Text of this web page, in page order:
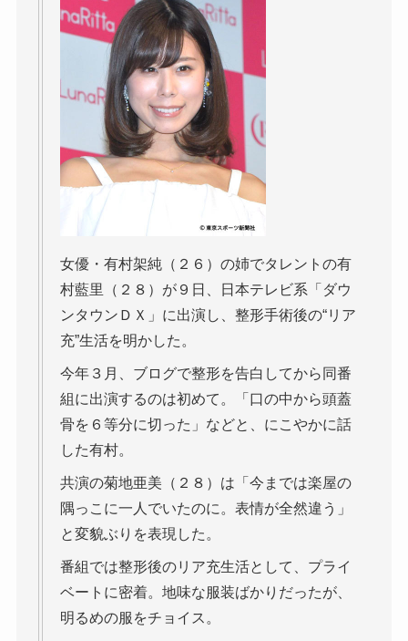
女優・有村架純（２６）の姉でタレントの有
村藍里（２８）が９日、日本テレビ系「ダウ
ンタウンＤＸ」に出演し、整形手術後の“リア
充”生活を明かした。
今年３月、ブログで整形を告白してから同番
組に出演するのは初めて。「口の中から頭蓋
骨を６等分に切った」などと、にこやかに話
した有村。
共演の菊地亜美（２８）は「今までは楽屋の
隅っこに一人でいたのに。表情が全然違う」
と変貌ぶりを表現した。
番組では整形後のリア充生活として、プライ
ベートに密着。地味な服装ばかりだったが、
明るめの服をチョイス。